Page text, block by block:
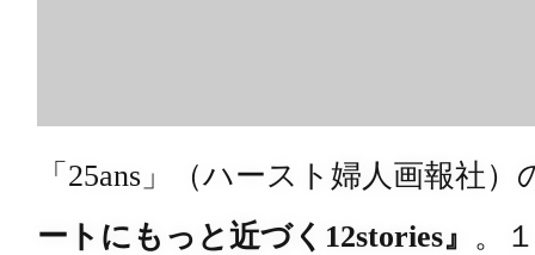
「25ans」（ハースト婦人画報社
ートにもっと近づく12stories』 。